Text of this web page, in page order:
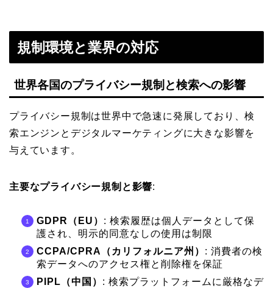
規制環境と業界の対応
世界各国のプライバシー規制と検索への影響
プライバシー規制は世界中で急速に発展しており、検
索エンジンとデジタルマーケティングに大きな影響を
与えています。
主要なプライバシー規制と影響:
GDPR（EU） : 検索履歴は個人データとして保
護され、明示的同意なしの使用は制限
CCPA/CPRA（カリフォルニア州） : 消費者の検
索データへのアクセス権と削除権を保証
PIPL（中国） : 検索プラットフォームに厳格なデ